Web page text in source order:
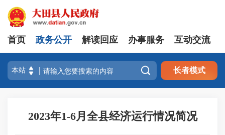
首页 政务公开 解读回应 办事服务 互动交流
 长者模式
2023年1-6月全县经济运行情况简况